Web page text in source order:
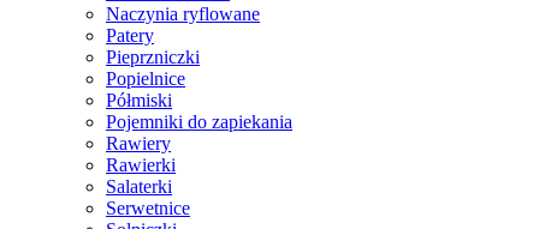
Naczynia ryflowane
Patery
Pieprzniczki
Popielnice
Półmiski
Pojemniki do zapiekania
Rawiery
Rawierki
Salaterki
Serwetnice